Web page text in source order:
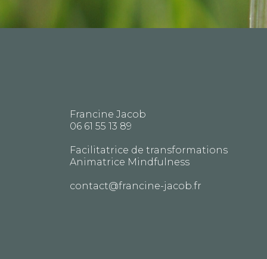
Francine Jacob
06 61 55 13 89
Facilitatrice de transformations
Animatrice Mindfulness
contact@francine-jacob.fr